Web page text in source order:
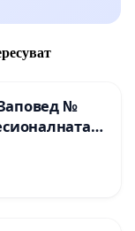
№
в
икономика и